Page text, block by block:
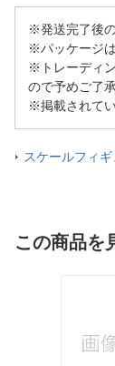
※発送完了後
※パッケージ
※トレーディ
ので予めご了
※掲載されて
スケールフィ
この商品を